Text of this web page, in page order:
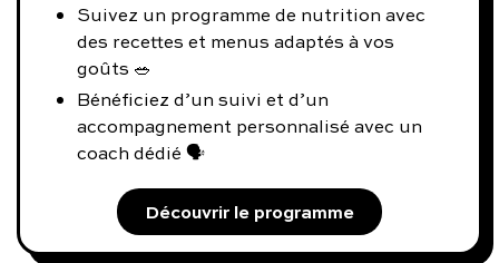
Suivez un programme de nutrition avec
des recettes et menus adaptés à vos
goûts 🥗
Bénéficiez d’un suivi et d’un
accompagnement personnalisé avec un
coach dédié 🗣️
Découvrir le programme